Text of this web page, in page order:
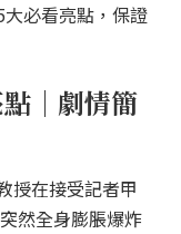
必看亮點，保證
｜劇情簡
授在接受記者甲
然全身膨脹爆炸